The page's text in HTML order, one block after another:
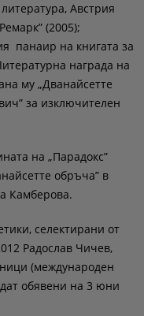
Австрия
(2005);
панаир на книгата за
награда на
му „Дванайсетте
за изключителен
на „Парадокс”
обръча” в
Камберова.
селектирани от
Радослав Чичев,
(международен
обявени на 3 юни